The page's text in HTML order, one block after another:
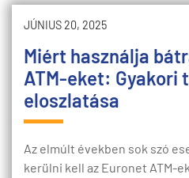
JÚNIUS 20, 2025
Miért használja
ATM-eket: Gyakori
eloszlatása
Az elmúlt években sok szó
kerülni kell az Euronet ATM-